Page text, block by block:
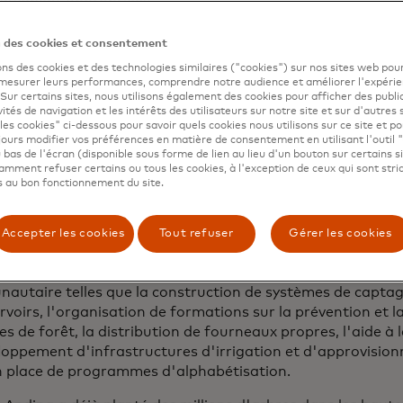
nouveaux sites se trouve dans les Hautes Andes, où les
Global Forest Generation (GFG) et Asociación de
mènent une ambitieuse initiative de restauration,
contribuera à la protection et à la restauration des
dans les Andes, notamment en Équateur et au Pérou.
comme les châteaux d'eau de l'Amérique du Sud en
l'humidité et l'eau de fonte glaciaire pour
et les grandes zones métropolitaines, jusqu'à
saines entraîne des cycles de sécheresse et
en péril les économies locales et incitant à la migration
Acción Andina s'engage à travailler avec les
ces écosystèmes en plantant et en restaurant des
telles que la construction de systèmes de
l'organisation de formations sur la prévention et
de forêt, la distribution de fourneaux propres, l'aide à
d'infrastructures d'irrigation et
place de programmes d'alphabétisation.
cookies et consentement
des cookies et des technologies similaires ("cookies") sur nos sites web
leurs performances, comprendre notre audience et améliorer
certains sites, nous utilisons également des cookies pour afficher des
de navigation et les intérêts des utilisateurs sur notre site et sur d'autres
cookies" ci-dessous pour savoir quels cookies nous utilisons sur ce site et
modifier vos préférences en matière de consentement en utilisant l'outil
bas de l'écran (disponible sous forme de lien au lieu d'un bouton sur certains
refuser certains ou tous les cookies, à l'exception de ceux qui sont
au bon fonctionnement du site.
Accepter les cookies Tout refuser Gérer les cookies